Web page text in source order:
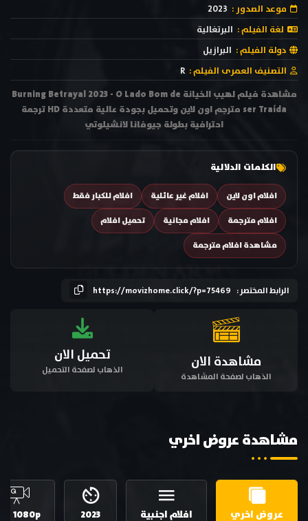
موعد الصدور : 2023
لغة الفيلم : البرتغالية
دولة الفيلم : البرازيل
التصنيف العمرى الفيلم : R
مشاهدة فيلم لهيب الخيانة Burning Betrayal 2023 - O Lado Bom de
ser Traída مترجم اون لاين وتحميل بجودة عالية متعددة HD ترجمة
احترافية بطولة جيوفانا لانشيلوتي
الكلمات الدلالية
افلام اون لاين افلام غير عائلية
افلام للكبار فقط
افلام مترجمة
افلام مجانية
تحميل افلام
مشاهدة افلام مترجمة
الرابط المختصر : https://movizhome.click/?p=75469
مشاهدة الان
الذهاب لصفحة المشاهدة
تحميل الان
الذهاب لصفحة التحميل
مشاهدة عروض اخري
عروض اخري افلام اجنبية 2023
1080p